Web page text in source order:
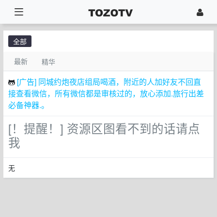
全部
最新 精华
[广告] 同城约炮夜店组局喝酒，附近的人加好友不回直
接查看微信，所有微信都是审核过的，放心添加.旅行出差
必备神器.。
[！提醒！] 资源区图看不到的话请点
我
无